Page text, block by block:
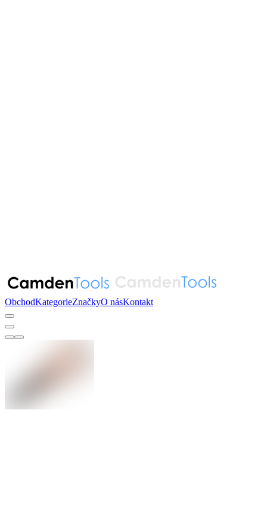
ObchodKategorieZnačkyO násKontakt